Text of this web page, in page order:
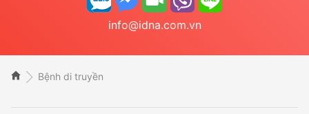
info@idna.com.vn
Bệnh di truyền